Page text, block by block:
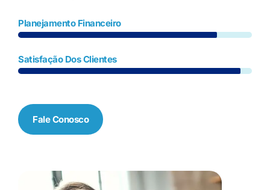
Planejamento Financeiro
Satisfação Dos Clientes
Fale Conosco